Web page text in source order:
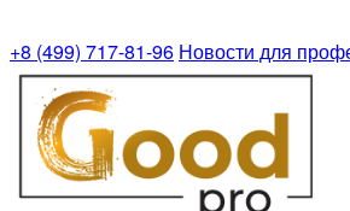
+8 (499) 717-81-96 Новости для